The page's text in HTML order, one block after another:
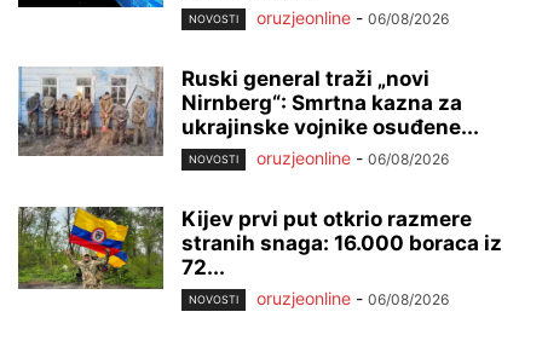
NOVOSTI oruzjeonline - 06/08/2026
Ruski general traži „novi
Nirnberg“: Smrtna kazna za
ukrajinske vojnike osuđene...
NOVOSTI oruzjeonline - 06/08/2026
Kijev prvi put otkrio razmere
stranih snaga: 16.000 boraca iz
72...
NOVOSTI oruzjeonline - 06/08/2026